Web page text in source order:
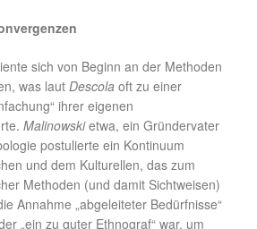
sich von Beginn an der Methoden
was laut Descola oft zu einer
ihrer eigenen
Malinowskietwa, ein Gründervater
postulierte ein Kontinuum
und dem Kulturellen, das zum
Methoden (und damit Sichtweisen)
Annahme „abgeleiteter Bedürfnisse“
„ein zu guter Ethnograf“ war, um